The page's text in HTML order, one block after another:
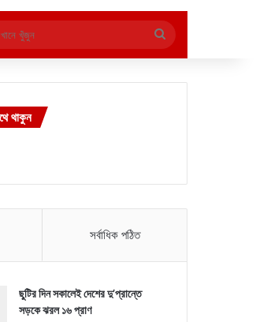
এখানে
খুঁজুন
থাকুন
সর্বাধিক পঠিত
ছুটির দিন সকালেই দেশের দু’প্রান্তে
সড়কে ঝরল ১৬ প্রাণ